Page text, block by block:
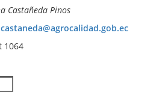
Castañeda Pinos
1064